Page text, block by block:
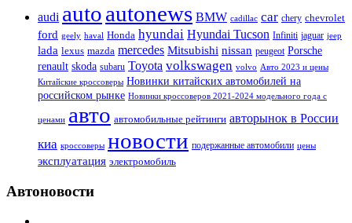
audi autoautonews BMW cadillac car chery chevrolet
ford geely haval Honda hyundai Hyundai Tucson Infiniti jaguar jeep
lada lexus mazda mercedes Mitsubishi nissan peugeot Porsche
renault skoda subaru Toyota volkswagen volvo Авто 2023 и цены
Китайские кроссоверы Новинки китайских автомобилей на
российском рынке Новинки кроссоверов 2021-2024 модельного года с
ценами авто автомобильные рейтинги авторынок в России
киа кроссоверы новости подержанные автомобили цены
эксплуатация электромобиль
Автоновости